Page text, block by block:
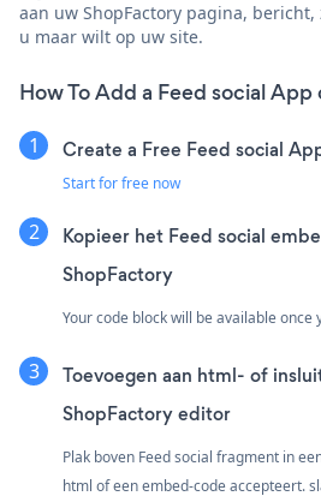
aan uw ShopFactory pagina,
u maar wilt op uw site.
How To Add a Feed social
Create a Free Feed social
Start for free now
Kopieer het Feed social
ShopFactory
Your code block will be available once
Toevoegen aan html- of
ShopFactory editor
Plak boven Feed social fragment in
html of een embed-code accepteert.